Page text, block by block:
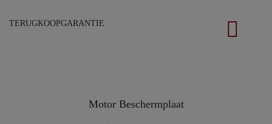
TERUGKOOPGARANTIE
Motor Beschermplaat